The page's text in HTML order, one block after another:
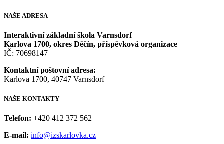
NAŠE ADRESA
Interaktivní základní škola Varnsdorf
Karlova 1700, okres Děčín, příspěvková organizace
IČ: 70698147
Kontaktní poštovní adresa:
Karlova 1700, 40747 Varnsdorf
NAŠE KONTAKTY
Telefon: +420 412 372 562
E-mail: info@izskarlovka.cz